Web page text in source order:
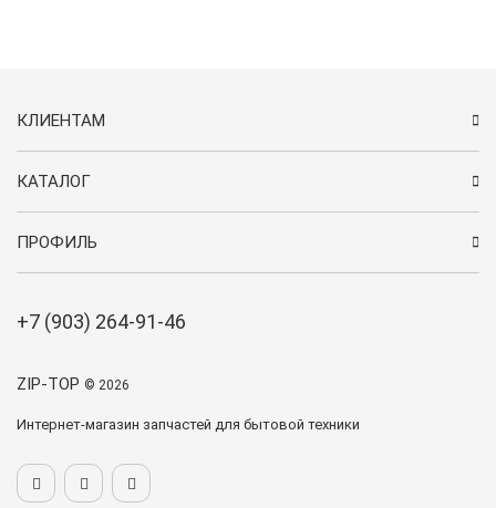
ZIP-TOP © 2026
Интернет-магазин запчастей для бытовой техники
КЛИЕНТАМ
КАТАЛОГ
ПРОФИЛЬ
+7 (903) 264-91-46